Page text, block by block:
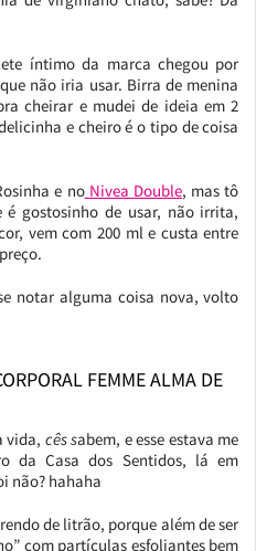
íntimo da marca chegou por
não iria usar. Birra de menina
cheirar e mudei de ideia em 2
e cheiro é o tipo de coisa
e noNivea Double, mas tô
é gostosinho de usar, não irrita,
vem com 200 ml e custa entre
notar alguma coisa nova, volto
FEMME ALMA DE
vida, cês sabem, e esse estava me
da Casa dos Sentidos, lá em
não? hahaha
de litrão, porque além de ser
com partículas esfoliantes bem